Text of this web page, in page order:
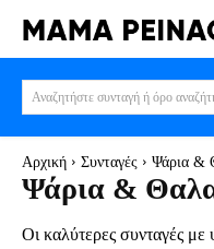
Αναζητήστε συνταγή ή όρο
Αρχική Συνταγές Ψάρια &
Ψάρια &
Οι καλύτερες συνταγές με